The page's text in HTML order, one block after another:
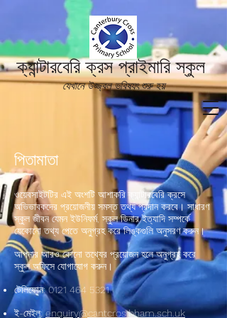
ক্যান্টারবেরি ক্রস প্রাইমারি স্কুল
যেখানে উজ্জ্বল ভবিষ্যৎ শুরু হয়
পিতামাতা
ওয়েবসাইটটির এই অংশটি আশাকরি ক্যান্টারবেরি ক্রসে
অভিভাবকদের প্রয়োজনীয় সমস্ত তথ্য প্রদান করবে। সাধারণ
স্কুল জীবন যেমন ইউনিফর্ম, স্কুল ডিনার ইত্যাদি সম্পর্কে
যেকোনো তথ্য পেতে অনুগ্রহ করে লিঙ্কগুলি অনুসরণ করুন।
আপনার আরও কোনো তথ্যের প্রয়োজন হলে অনুগ্রহ করে
স্কুল অফিসে যোগাযোগ করুন।
টেলিফোন:0121 464 5321
ই-মেইল:enquiry@cantcros.bham.sch.uk